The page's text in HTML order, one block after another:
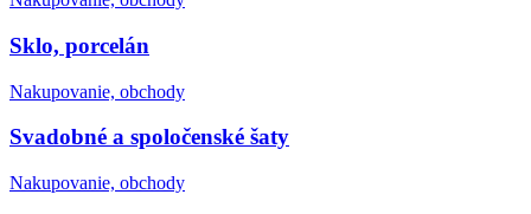
Sklo, porcelán
Nakupovanie, obchody
Svadobné a spoločenské šaty
Nakupovanie, obchody